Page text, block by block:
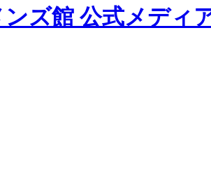
ズ館 公式メディ